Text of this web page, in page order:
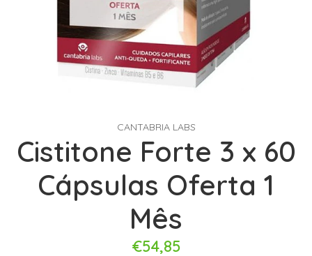
CANTABRIA LABS
Cistitone Forte 3 x 60
Cápsulas Oferta 1
Mês
€54,85